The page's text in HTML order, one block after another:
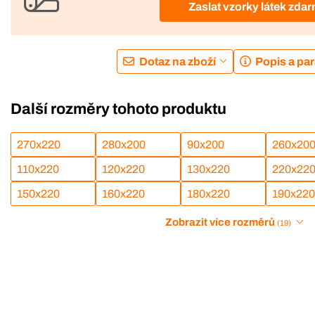
Zaslat vzorky látek
Dotaz na zboží Popis a
Další rozměry tohoto produktu
270x220 280x200 90x200 260x200
110x220 120x220 130x220 220x220
150x220 160x220 180x220 190x220
Zobrazit více rozměrů (19)